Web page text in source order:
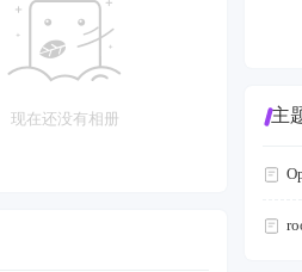
现在还没有相册 主